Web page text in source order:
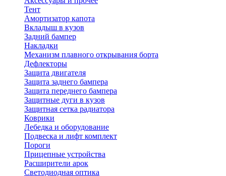
Тент
Амортизатор капота
Вкладыш в кузов
Задний бампер
Накладки
Механизм плавного открывания борта
Дефлекторы
Защита двигателя
Защита заднего бампера
Защита переднего бампера
Защитные дуги в кузов
Защитная сетка радиатора
Коврики
Лебедка и оборудование
Подвеска и лифт комплект
Пороги
Прицепные устройства
Расширители арок
Светодиодная оптика